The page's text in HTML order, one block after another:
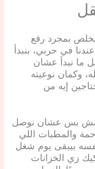
بمجرد رفع
في حربي، بنبدأ
ما نبدأ عشان
وكمان نوعيته
إيه من
مش بس عشان نوصل
والمطبات اللي
بيبقى يوم شغل
زي الخزانات